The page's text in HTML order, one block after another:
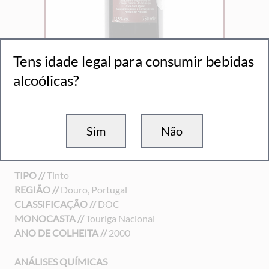
Fragulho Touriga Nacional 2000
TIPO //Tinto
REGIÃO //Douro, Portugal
CLASSIFICAÇÃO //DOC
MONOCASTA //Touriga Nacional
ANO DE COLHEITA //2000
ANÁLISES QUÍMICAS
Tens idade legal para consumir bebidas
alcoólicas?
Sim Não